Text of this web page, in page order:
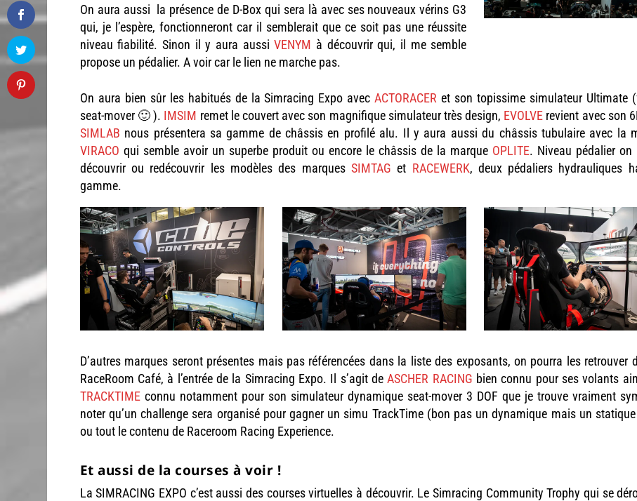
On aura aussi la présence de D-Box qui sera là avec ses nouveaux vérins G3
qui, je l’espère, fonctionneront car il semblerait que ce soit pas une réussite
niveau fiabilité. Sinon il y aura aussiVENYM à découvrir qui, il me semble
propose un pédalier. A voir car le lien ne marche pas.
On aura bien sûr les habitués de la Simracing Expo avecACTORACER et son topissime simulateur Ultimate
seat-mover 🙂 ). IMSIM remet le couvert avec son magnifique simulateur très design, EVOLVE revient avec son
SIMLAB nous présentera sa gamme de châssis en profilé alu. Il y aura aussi du châssis tubulaire avec la
VIRACO qui semble avoir un superbe produit ou encore le châssis de la marque OPLITE. Niveau pédalier on
découvrir ou redécouvrir les modèles des marques SIMTAG et RACEWERK, deux pédaliers hydrauliques
gamme.
D’autres marques seront présentes mais pas référencées dans la liste des exposants, on pourra les retrouver
RaceRoom Café, à l’entrée de la Simracing Expo. Il s’agit deASCHER RACING bien connu pour ses volants
TRACKTIMEconnu notamment pour son simulateur dynamique seat-mover 3 DOF que je trouve vraiment
noter qu’un challenge sera organisé pour gagner un simu TrackTime (bon pas un dynamique mais un
ou tout le contenu de Raceroom Racing Experience.
Et aussi de la courses à voir !
La SIMRACING EXPO c’est aussi des courses virtuelles à découvrir. Le Simracing Community Trophy qui se